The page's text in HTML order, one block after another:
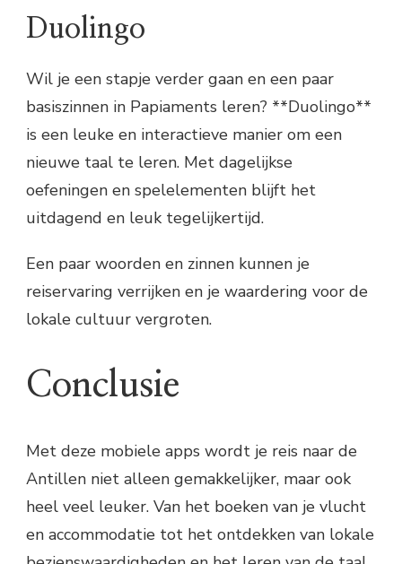
Duolingo
Wil je een stapje verder gaan en een paar
basiszinnen in Papiaments leren? **Duolingo**
is een leuke en interactieve manier om een
nieuwe taal te leren. Met dagelijkse
oefeningen en spelelementen blijft het
uitdagend en leuk tegelijkertijd.
Een paar woorden en zinnen kunnen je
reiservaring verrijken en je waardering voor de
lokale cultuur vergroten.
Conclusie
Met deze mobiele apps wordt je reis naar de
Antillen niet alleen gemakkelijker, maar ook
heel veel leuker. Van het boeken van je vlucht
en accommodatie tot het ontdekken van lokale